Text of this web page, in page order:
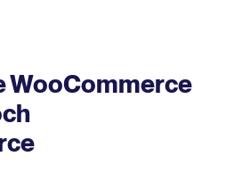
WooCommerce